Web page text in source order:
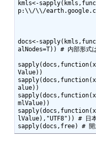
kmls<-
p:\\/\\/
docs<-
alNodes=T)) # 内部形式
Value))
alue))
mlValue))
lValue),"UTF8")) # 日本
sapply(docs,free) # 開